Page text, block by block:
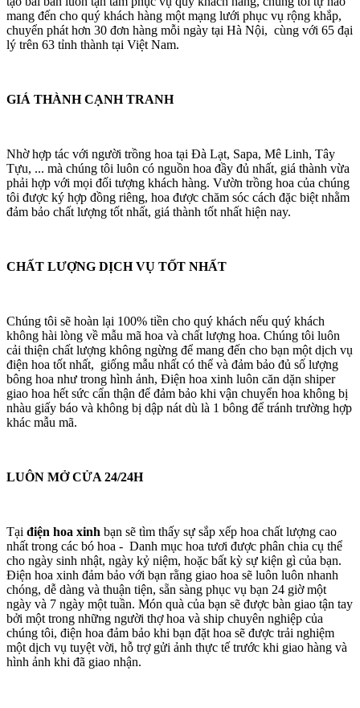
mang đến cho quý khách hàng một mạng lưới phục vụ rộng khắp,
chuyển phát hơn 30 đơn hàng mỗi ngày tại Hà Nội, cùng với 65 đại
lý trên 63 tỉnh thành tại Việt Nam.
GIÁ THÀNH CẠNH TRANH
Nhờ hợp tác với người trồng hoa tại Đà Lạt, Sapa, Mê Linh, Tây
Tựu, ... mà chúng tôi luôn có nguồn hoa đầy đủ nhất, giá thành vừa
phải hợp với mọi đối tượng khách hàng. Vườn trồng hoa của chúng
tôi được ký hợp đồng riêng, hoa được chăm sóc cách đặc biệt nhằm
đảm bảo chất lượng tốt nhất, giá thành tốt nhất hiện nay.
CHẤT LƯỢNG DỊCH VỤ TỐT NHẤT
Chúng tôi sẽ hoàn lại 100% tiền cho quý khách nếu quý khách
không hài lòng về mẫu mã hoa và chất lượng hoa. Chúng tôi luôn
cải thiện chất lượng không ngừng để mang đến cho bạn một dịch vụ
điện hoa tốt nhất, giống mẫu nhất có thể và đảm bảo đủ số lượng
bông hoa như trong hình ảnh, Điện hoa xinh luôn căn dặn shiper
giao hoa hết sức cẩn thận để đảm bảo khi vận chuyển hoa không bị
nhàu giấy báo và không bị dập nát dù là 1 bông để tránh trường hợp
khác mẫu mã.
LUÔN MỞ CỬA 24/24H
Tại điện hoa xinh bạn sẽ tìm thấy sự sắp xếp hoa chất lượng cao
nhất trong các bó hoa - Danh mục hoa tươi được phân chia cụ thể
cho ngày sinh nhật, ngày kỷ niệm, hoặc bất kỳ sự kiện gì của bạn.
Điện hoa xinh đảm bảo với bạn rằng giao hoa sẽ luôn luôn nhanh
chóng, dễ dàng và thuận tiện, sẵn sàng phục vụ bạn 24 giờ một
ngày và 7 ngày một tuần. Món quà của bạn sẽ được bàn giao tận tay
bởi một trong những người thợ hoa và ship chuyên nghiệp của
chúng tôi, điện hoa đảm bảo khi bạn đặt hoa sẽ được trải nghiệm
một dịch vụ tuyệt vời, hỗ trợ gửi ảnh thực tế trước khi giao hàng và
hình ảnh khi đã giao nhận.